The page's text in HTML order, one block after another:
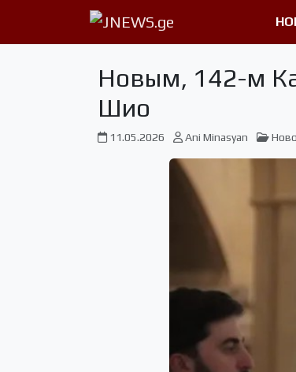
Новым, 142-м
Шио
11.05.2026 Ani Minasyan